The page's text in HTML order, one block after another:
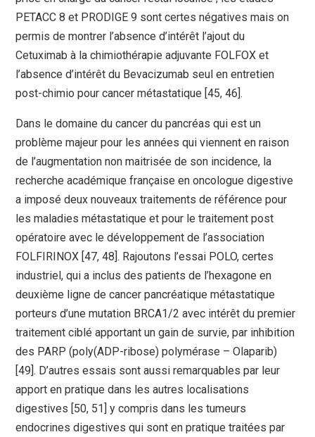
PETACC 8 et PRODIGE 9 sont certes négatives mais on
permis de montrer l’absence d’intérêt l’ajout du
Cetuximab à la chimiothérapie adjuvante FOLFOX et
l’absence d’intérêt du Bevacizumab seul en entretien
post-chimio pour cancer métastatique [45, 46].
Dans le domaine du cancer du pancréas qui est un
problème majeur pour les années qui viennent en raison
de l’augmentation non maitrisée de son incidence, la
recherche académique française en oncologue digestive
a imposé deux nouveaux traitements de référence pour
les maladies métastatique et pour le traitement post
opératoire avec le développement de l’association
FOLFIRINOX [47, 48]. Rajoutons l’essai POLO, certes
industriel, qui a inclus des patients de l’hexagone en
deuxième ligne de cancer pancréatique métastatique
porteurs d’une mutation BRCA1/2 avec intérêt du premier
traitement ciblé apportant un gain de survie, par inhibition
des PARP (poly(ADP-ribose) polymérase – Olaparib)
[49]. D’autres essais sont aussi remarquables par leur
apport en pratique dans les autres localisations
digestives [50, 51] y compris dans les tumeurs
endocrines digestives qui sont en pratique traitées par